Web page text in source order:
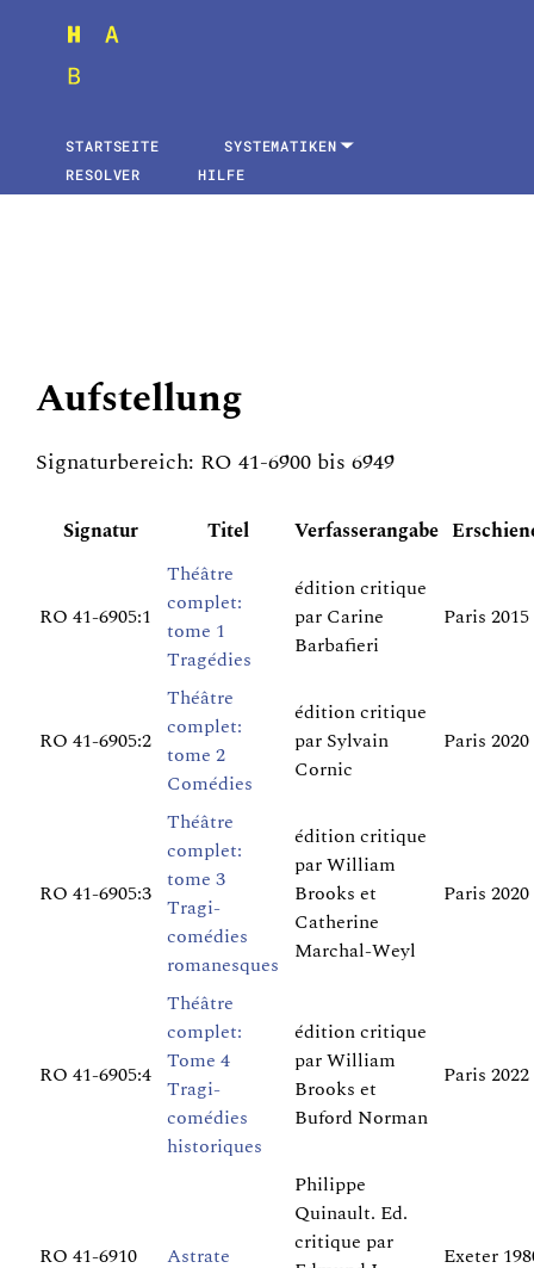
STARTSEITE
SYSTEMATIKEN
RESOLVER
HILFE
Aufstellung
Signaturbereich: RO 41-6900 bis 6949
Signatur Titel Verfasserangabe
RO 41-6905:1
Théâtre
complet:
tome 1
Tragédies
édition critique
par Carine
Barbafieri
Paris 2015
RO 41-6905:2
Théâtre
complet:
tome 2
Comédies
édition critique
par Sylvain
Cornic
Paris 2020
RO 41-6905:3
Théâtre
complet:
tome 3
Tragi-
comédies
romanesques
édition critique
par William
Brooks et
Catherine
Marchal-Weyl
Paris 2020
RO 41-6905:4
Théâtre
complet:
Tome 4
Tragi-
comédies
historiques
édition critique
par William
Brooks et
Buford Norman
Paris 2022
RO 41-6910 Astrate
Philippe
Quinault. Ed.
critique par
Exeter